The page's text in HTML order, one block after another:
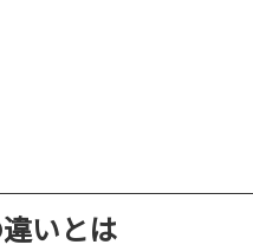
いとは